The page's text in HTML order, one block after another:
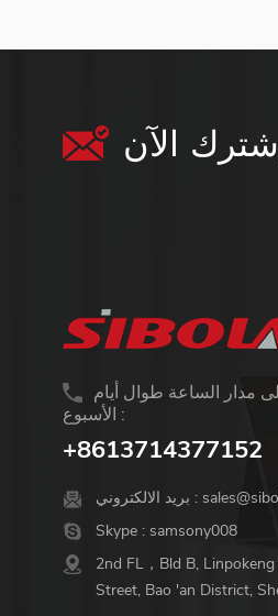
الآن
مدار الساعة طوال أيام
الأسبوع :
+8613714377152
بريد الالكتروني :
Skype : samsony008
2nd FL，Bld B,
Street, Bao 'an District,